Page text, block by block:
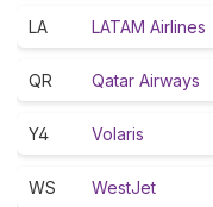
LA LATAM Airlines
QR Qatar Airways
Y4 Volaris
WS WestJet